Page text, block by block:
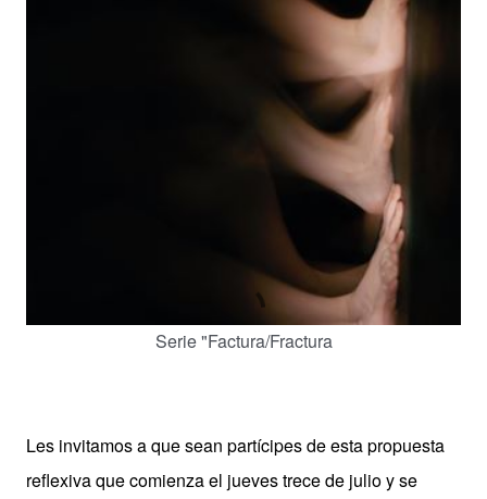
Serie "Factura/Fractura
Les invitamos a que sean partícipes de esta propuesta
reflexiva que comienza el jueves trece de julio y se